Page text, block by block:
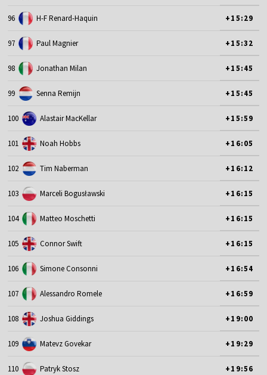
96 H-F Renard-Haquin +15:29
97 Paul Magnier +15:32
98 Jonathan Milan +15:45
99 Senna Remijn +15:45
100 Alastair MacKellar +15:59
101 Noah Hobbs +16:05
102 Tim Naberman +16:12
103 Marceli Bogusławski +16:15
104 Matteo Moschetti +16:15
105 Connor Swift +16:15
106 Simone Consonni +16:54
107 Alessandro Romele +16:59
108 Joshua Giddings +19:00
109 Matevz Govekar +19:29
110 Patryk Stosz +19:56